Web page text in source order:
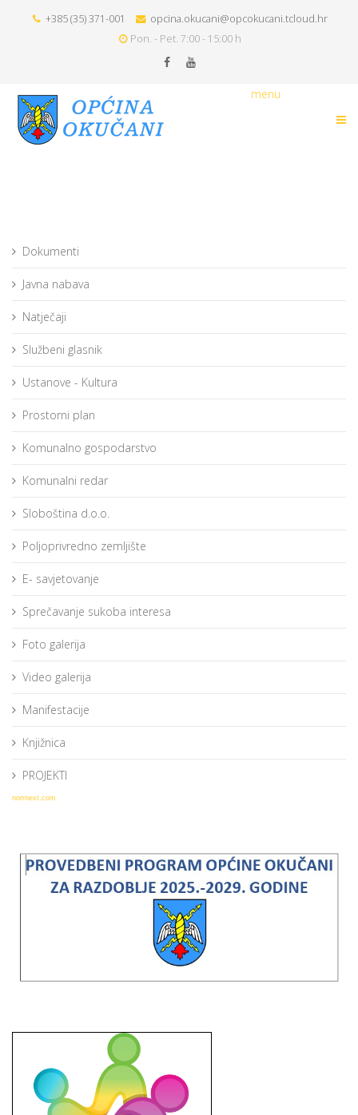
+385 (35) 371-001
opcina.okucani@opcokucani.tcloud.hr
Pon. - Pet. 7:00 - 15:00 h
menu
Dokumenti
Javna nabava
Natječaji
Službeni glasnik
Ustanove - Kultura
Prostorni plan
Komunalno gospodarstvo
Komunalni redar
Sloboština d.o.o.
Poljoprivredno zemljište
E- savjetovanje
Sprečavanje sukoba interesa
Foto galerija
Video galerija
Manifestacije
Knjižnica
PROJEKTI
norrnext.com